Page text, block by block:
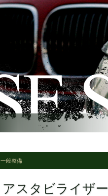
一般整備
アスタビライザ